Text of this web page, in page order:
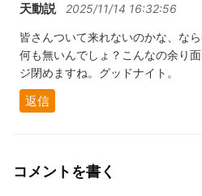
天動説 2025/11/14 16:32:56
皆さんついて来れないのかな、な
何も無いんでしょ？こんなの余り
ジ閉めますね。グッドナイト。
返信
コメントを書く